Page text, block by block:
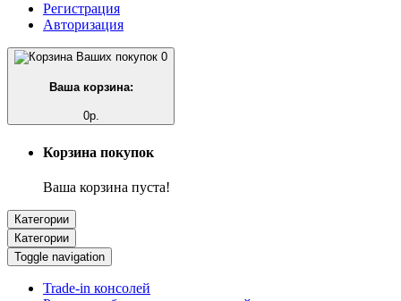
Регистрация
Авторизация
0
Ваша корзина:
0р.
Корзина покупок
Ваша корзина пуста!
Категории
Категории
Toggle navigation
Trade-in консолей